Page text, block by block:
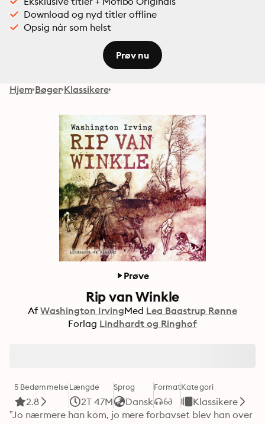
Download og nyd titler offline
Opsig når som helst
Prøv nu
Hjem Bøger Klassikere
Prøve
Rip van Winkle
Af Washington IrvingMed Lea Baastrup Rønne
Forlag Lindhardt og Ringhof
5 Bedømmelse
2.8
Længde
2T 47M
Sprog
Dansk
FormatKategori
Klassikere
”Jo nærmere han kom, jo mere forbavset blev han over